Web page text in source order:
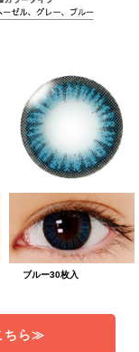
ブルー30枚入
ちら≫